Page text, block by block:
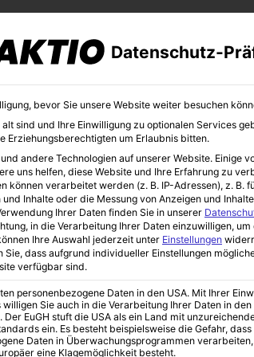
KUNST
Umwelt
Datenschutz-
bevor Sie unsere Website weiter besuchen
sind und Ihre Einwilligung zu optionalen Services
Erziehungsberechtigten um Erlaubnis bitten.
andere Technologien auf unserer Website. Einige
uns helfen, diese Website und Ihre Erfahrung zu
können verarbeitet werden (z. B. IP-Adressen), z. B.
Inhalte oder die Messung von Anzeigen und
Ihrer Daten finden Sie in unserer
in die Verarbeitung Ihrer Daten einzuwilligen, um
Ihre Auswahl jederzeit unter Einstellungen
Sie, dass aufgrund individueller Einstellungen
verfügbar sind.
personenbezogene Daten in den USA. Mit Ihrer
Sie auch in die Verarbeitung Ihrer Daten in den
Der EuGH stuft die USA als ein Land mit
ein. Es besteht beispielsweise die Gefahr, dass
Daten in Überwachungsprogrammen
eine Klagemöglichkeit besteht.